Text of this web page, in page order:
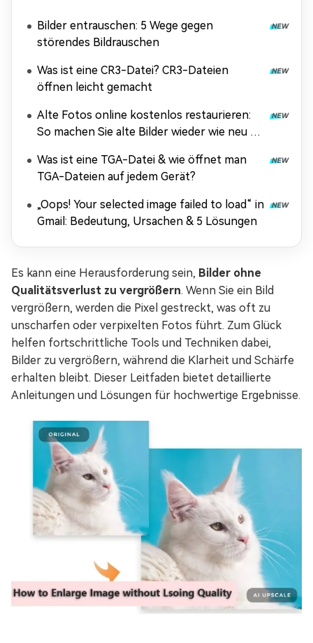
Bilder entrauschen: 5 Wege gegen
störendes Bildrauschen
Was ist eine CR3-Datei? CR3-Dateien
öffnen leicht gemacht
Alte Fotos online kostenlos restaurieren:
So machen Sie alte Bilder wieder wie neu –
Was ist eine TGA-Datei & wie öffnet man
TGA-Dateien auf jedem Gerät?
„Oops! Your selected image failed to load“ in
Gmail: Bedeutung, Ursachen & 5 Lösungen
Es kann eine Herausforderung sein, Bilder ohne
Qualitätsverlust zu vergrößern. Wenn Sie ein Bild
vergrößern, werden die Pixel gestreckt, was oft zu
unscharfen oder verpixelten Fotos führt. Zum Glück
helfen fortschrittliche Tools und Techniken dabei,
Bilder zu vergrößern, während die Klarheit und Schärfe
erhalten bleibt. Dieser Leitfaden bietet detaillierte
Anleitungen und Lösungen für hochwertige Ergebnisse.